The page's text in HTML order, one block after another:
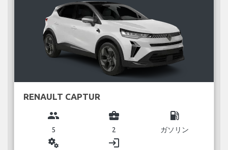
RENAULT CAPTUR
group
5
business_center
2
local_gas_station
ガソリン
miscellaneous_services login